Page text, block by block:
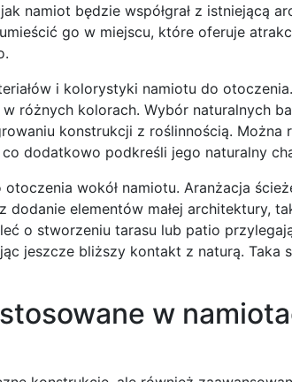
namiot będzie współgrał z istniejącą
go w miejscu, które oferuje
i kolorystyki namiotu do
różnych kolorach. Wybór naturalnych
konstrukcji z roślinnością. Można
dodatkowo podkreśli jego naturalny
wokół namiotu. Aranżacja
elementów małej architektury,
o stworzeniu tarasu lub patio
jeszcze bliższy kontakt z naturą. Taka
w